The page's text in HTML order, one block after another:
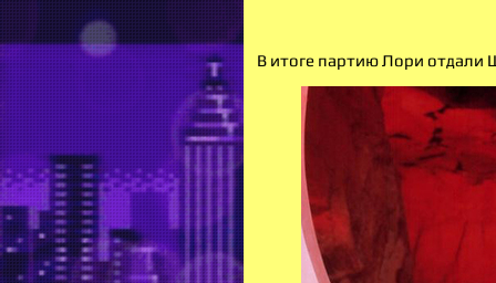
В итоге партию Лори отдали